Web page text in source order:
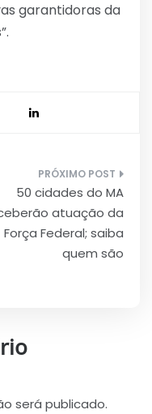
garantidoras da
50 cidades do MA
atuação da
Força Federal; saiba
quem são
será publicado.